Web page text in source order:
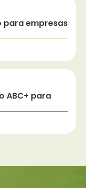
para empresas
ABC+ para